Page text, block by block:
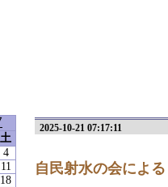
土
4
11
18
2025-10-21 07:17:11
自民射水の会によ